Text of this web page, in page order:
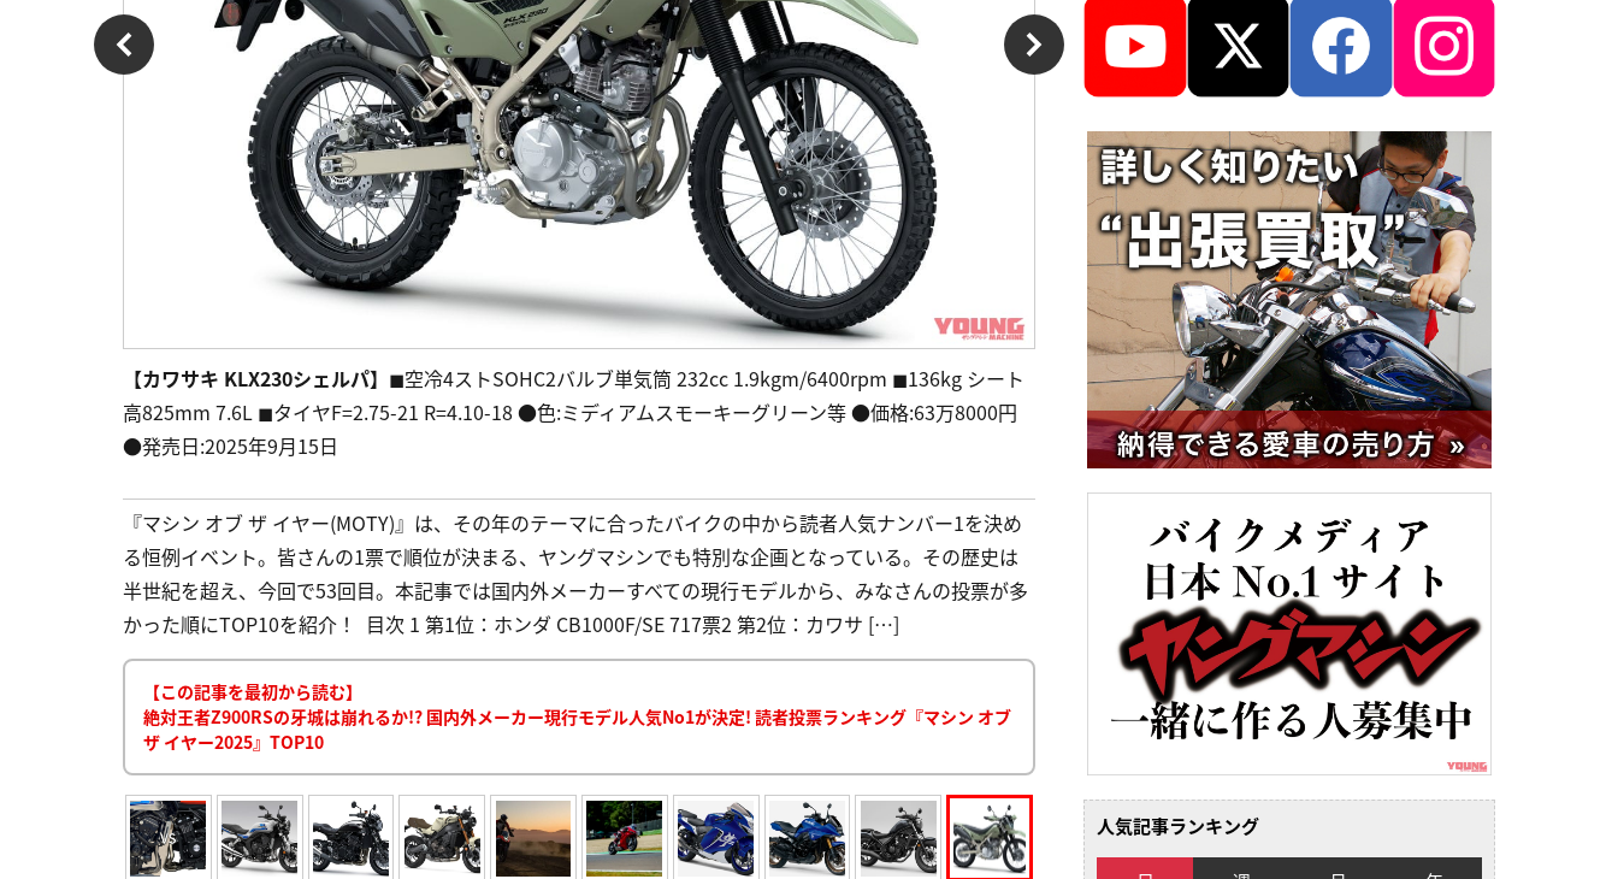
【カワサキ KLX230シェルパ】 ◼︎空冷4ストSOHC2バルブ単気筒 232cc 1.9kgm/6400rpm ◼︎136kg シート
高825mm 7.6L ◼︎タイヤF=2.75-21 R=4.10-18 ●色:ミディアムスモーキーグリーン等 ●価格:63万8000円
●発売日:2025年9月15日
『マシン オブ ザ イヤー(MOTY)』は、その年のテーマに合ったバイクの中から読者人気ナンバー1を決め
る恒例イベント。皆さんの1票で順位が決まる、ヤングマシンでも特別な企画となっている。その歴史は
半世紀を超え、今回で53回目。本記事では国内外メーカーすべての現行モデルから、みなさんの投票が多
かった順にTOP10を紹介！ 目次 1 第1位：ホンダ CB1000F/SE 717票2 第2位：カワサ […]
【この記事を最初から読む】
絶対王者Z900RSの牙城は崩れるか!? 国内外メーカー現行モデル人気No1が決定! 読者投票ランキング『マシン オブ
ザ イヤー2025』TOP10
人気記事ランキング